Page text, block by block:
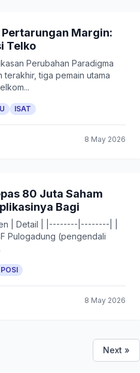
Margin:
Telko
Perubahan Paradigma
terakhir, tiga pemain utama
ISAT
8 May 2026
80 Juta Saham
Bagi
| Detail | |--------|--------| |
Pulogadung (pengendali
POSI
8 May 2026
Next »